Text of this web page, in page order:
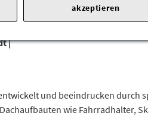
|
und beeindrucken durch
wie Fahrradhalter,
akzeptieren